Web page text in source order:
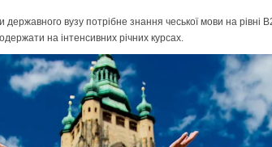
державного вузу потрібне знання чеської мови на рівні
на інтенсивних річних курсах.